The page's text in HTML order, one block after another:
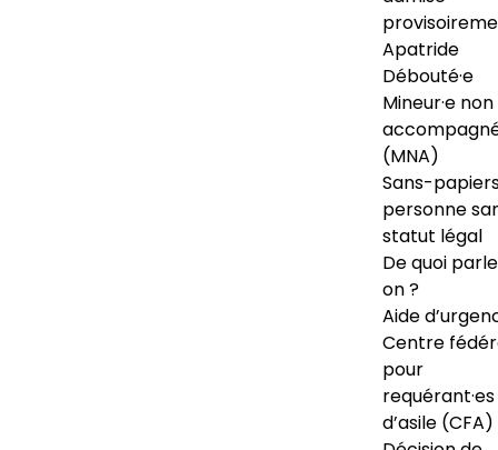
Apatride
Débouté·e
Mineur·e non
(MNA)
Sans-
personne
statut légal
De quoi
on ?
Aide
Centre
pour
requérant·es
d’asile (CFA)